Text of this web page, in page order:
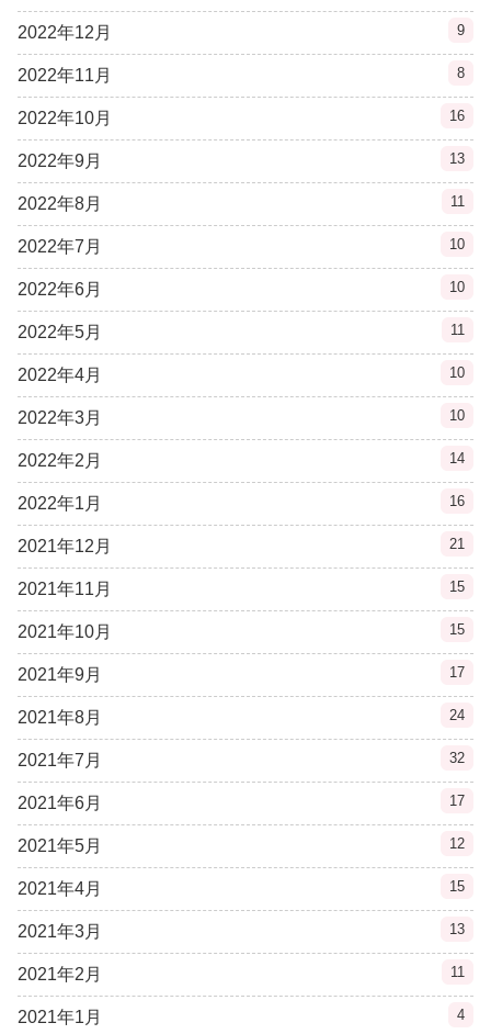
2022年12月 9
2022年11月 8
2022年10月 16
2022年9月 13
2022年8月 11
2022年7月 10
2022年6月 10
2022年5月 11
2022年4月 10
2022年3月 10
2022年2月 14
2022年1月 16
2021年12月 21
2021年11月 15
2021年10月 15
2021年9月 17
2021年8月 24
2021年7月 32
2021年6月 17
2021年5月 12
2021年4月 15
2021年3月 13
2021年2月 11
2021年1月 4